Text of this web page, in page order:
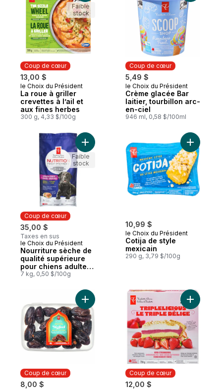
Coup de cœur
13,00 $
Coup de cœur
le Choix du Président
La roue à griller
crevettes à l’ail et
aux fines herbes
300 g, 4,33 $/100g
Faible
stock
Coup de cœur
5,49 $
Coup de cœur
le Choix du Président
Crème glacée Bar
laitier, tourbillon arc-
en-ciel
946 ml, 0,58 $/100ml
Coup de cœur
35,00 $
Taxes en sus
Coup de cœur
le Choix du Président
Nourriture sèche de
qualité supérieure
pour chiens adultes
Nutrition première
pommes de terre et
aux pois
7 kg, 0,50 $/100g
Ajouter Nourriture sèche de qualité
Faible
stock
10,99 $
le Choix du Président
Cotija de style
mexicain
290 g, 3,79 $/100g
Ajouter
Coup de cœur
8,00 $
Ajouter Dattes entières sucrées de
Coup de cœur
12,00 $
Ajouter